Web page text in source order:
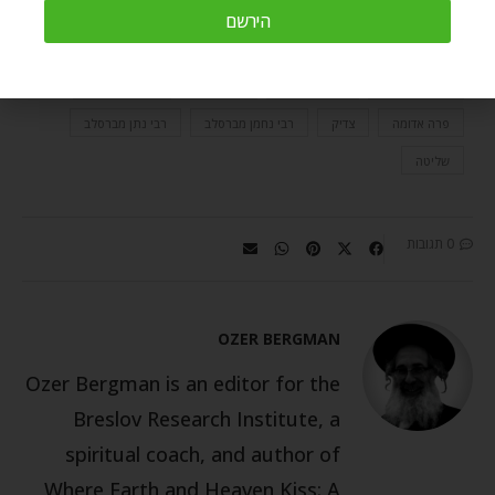
כוח המחשבה ליקוטי הלכות ליקוטי מוהר"ן מוח
פרה אדומה צדיק
שליטה
0 תגובות
OZER BERGMAN
Ozer Bergman is an editor for the
Breslov Research Institute, a
spiritual coach, and author of
Where Earth and Heaven Kiss: A
הירשם